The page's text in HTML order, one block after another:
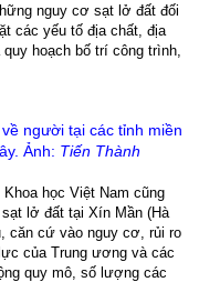
nguy cơ sạt lở đất đối
các yếu tố địa chất, địa
hoạch bố trí công trình,
người tại các tỉnh miền
Ảnh: Tiến Thành
học Việt Nam cũng
lở đất tại Xín Mần (Hà
căn cứ vào nguy cơ, rủi ro
của Trung ương và các
quy mô, số lượng các